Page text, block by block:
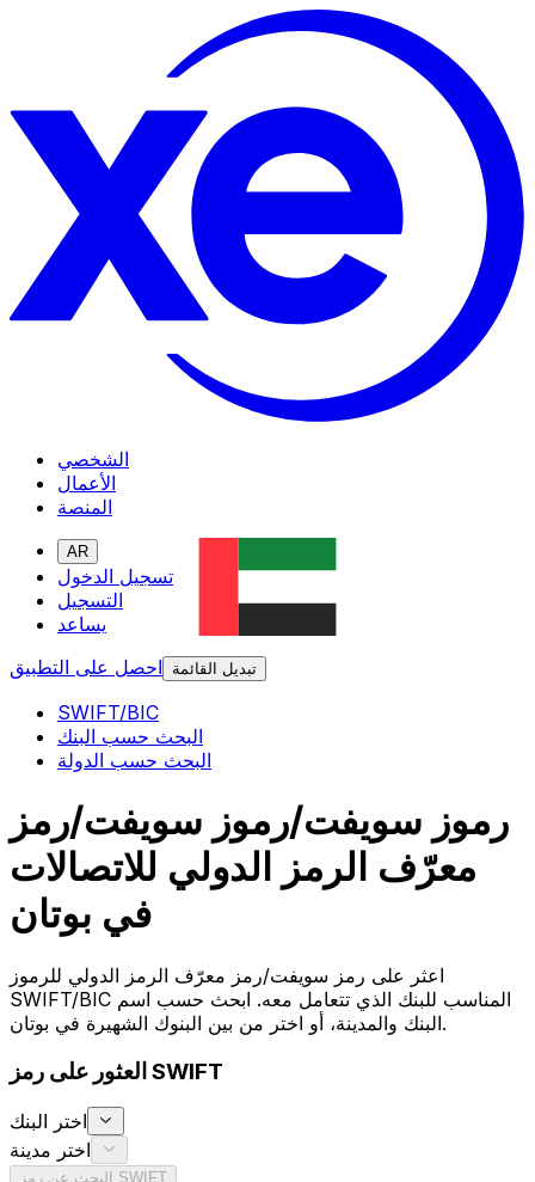
الشخصي
الأعمال
المنصة
AR
تسجيل الدخول
التسجيل
يساعد
احصل على التطبيق
تبديل القائمة
SWIFT/BIC
البحث حسب البنك
البحث حسب الدولة
رموز سويفت/رموز سويفت/رمز
معرّف الرمز الدولي للاتصالات
في بوتان
اعثر على رمز سويفت/رمز معرّف الرمز الدولي للرموز
SWIFT/BIC المناسب للبنك الذي تتعامل معه. ابحث حسب اسم
البنك والمدينة، أو اختر من بين البنوك الشهيرة في بوتان.
العثور على رمز SWIFT
اختر البنك
اختر مدينة
البحث عن رمز SWIFT